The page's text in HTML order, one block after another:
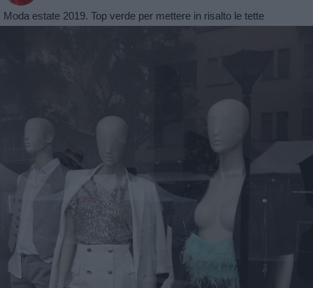
Moda estate 2019. Top verde per mettere in risalto le tette